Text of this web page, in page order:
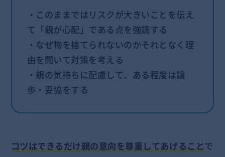
・このままではリスクが大きいことを伝え
て「親が心配」である点を強調する
・なぜ物を捨てられないのかそれとなく理
由を聞いて対策を考える
・親の気持ちに配慮して、ある程度は譲
歩・妥協をする
コツはできるだけ親の意向を尊重してあげることで